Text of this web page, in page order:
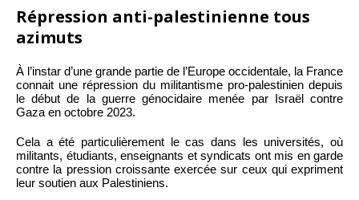
Répression anti-palestinienne tous
azimuts
À l’instar d’une grande partie de l’Europe occidentale, la France
connait une répression du militantisme pro-palestinien depuis
le début de la guerre génocidaire menée par Israël contre
Gaza en octobre 2023.
Cela a été particulièrement le cas dans les universités, où
militants, étudiants, enseignants et syndicats ont mis en garde
contre la pression croissante exercée sur ceux qui expriment
leur soutien aux Palestiniens.